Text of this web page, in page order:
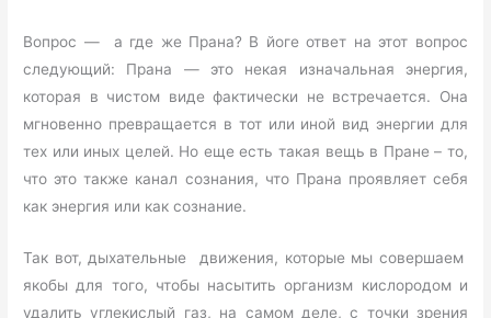
Вопрос — а где же Прана? В йоге ответ на этот вопрос
следующий: Прана — это некая изначальная энергия,
которая в чистом виде фактически не встречается. Она
мгновенно превращается в тот или иной вид энергии для
тех или иных целей. Но еще есть такая вещь в Пране – то,
что это также канал сознания, что Прана проявляет себя
как энергия или как сознание.
Так вот, дыхательные движения, которые мы совершаем
якобы для того, чтобы насытить организм кислородом и
удалить углекислый газ, на самом деле, с точки зрения